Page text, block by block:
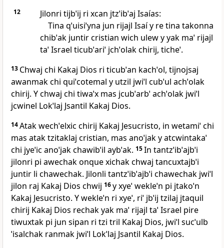
12
Jilonri tijbˈij ri xcan jtzˈibˈaj Isaías:
Tina qˈuisiˈyna jun rijajl Isaí y re tina takonna
chibˈak juntir cristian wich ulew y yak maˈ rijajl
taˈ Israel ticubˈariˈ jchˈolak chirij, ticheˈ.
13 Chwaj chi Kakaj Dios ri ticubˈan kachˈol, tijnojsaj
awanmak chi quiˈcotemal y utzil jwiˈl cubˈul achˈolak
chirij. Y chwaj chi tiwaˈx mas jcubˈarbˈ achˈolak jwiˈl
jcwinel Lokˈlaj Jsantil Kakaj Dios.
14Atak wechˈelxic chirij Kakaj Jesucristo, in wetamiˈ chi
mas atak tzitaklaj cristian, mas anoˈjak y atcwintakaˈ
chi jyeˈic anoˈjak chawibˈil aybˈak. 15In tantzˈibˈajbˈi
jilonri pi awechak onque xichak chwaj tancuxtajbˈi
juntir li chawechak. Jilonli tantzˈibˈajbˈi chawechak jwiˈl
jilon raj Kakaj Dios chwij 16y xyeˈ wekleˈn pi jtakoˈn
Kakaj Jesucristo. Y wekleˈn ri xyeˈ, riˈ jbˈij tzilaj jtaquil
chirij Kakaj Dios rechak yak maˈ rijajl taˈ Israel pire
tiwuxtak pi jun sipan ri tzi tril Kakaj Dios, jwiˈl sucˈulb
ˈisalchak ranmak jwiˈl Lokˈlaj Jsantil Kakaj Dios.